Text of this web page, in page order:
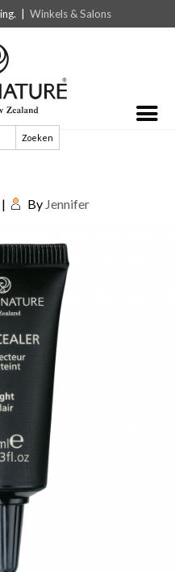
|Winkels & Salons
| By Jennifer